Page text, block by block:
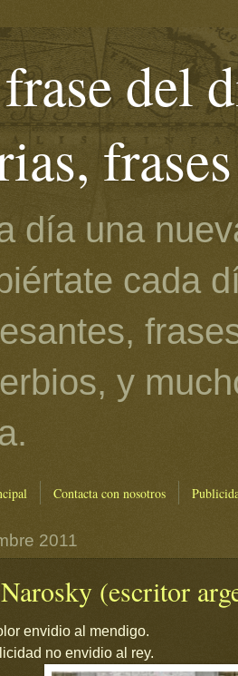
del
día una
cada
y
Contacta con nosotros
2011
(escritor
envidio al mendigo.
no envidio al rey.